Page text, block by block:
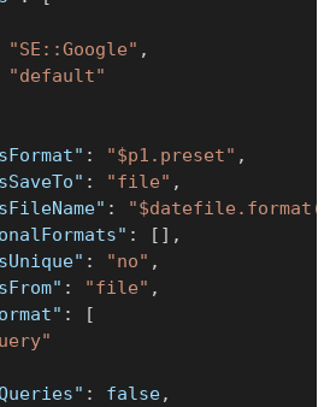
"SE::Google" ,
"default"
: "$p1.preset" ,
: "file" ,
:
: [ ] ,
: "no" ,
: "file" ,
:
[
: false,